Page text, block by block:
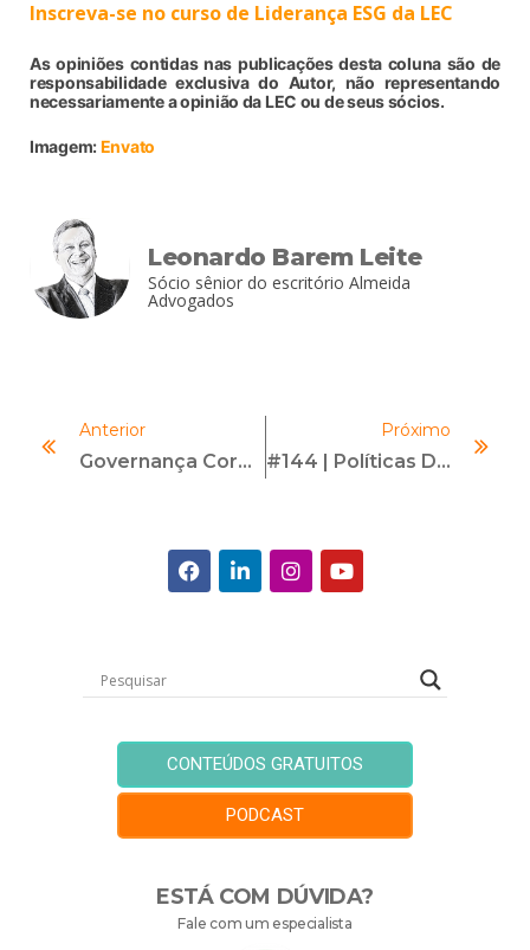
Inscreva-se no curso de Liderança ESG da LEC
As opiniões contidas nas publicações desta coluna são de
responsabilidade exclusiva do Autor, não representando
necessariamente a opinião da LEC ou de seus sócios.
Imagem:Envato
Leonardo Barem Leite
Sócio sênior do escritório Almeida
Advogados
Anterior
Governança Corporativa E Compliance: Uma Aliança Estratégica
Próximo
#144 | Políticas De Compliance | Com Massamitsu Iko
CONTEÚDOS GRATUITOS
PODCAST
ESTÁ COM DÚVIDA?
Fale com um especialista